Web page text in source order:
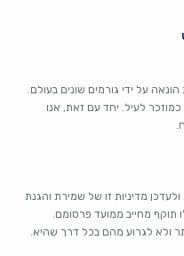
הונאה על ידי גורמים שונים בעולם.
לעיל. יחד עם זאת, אנו
מדיניות זו של שמירת והגנת
תוקף מחייב ממועד פרסומם.
ולא לגרוע מהם בכל דרך שהיא.